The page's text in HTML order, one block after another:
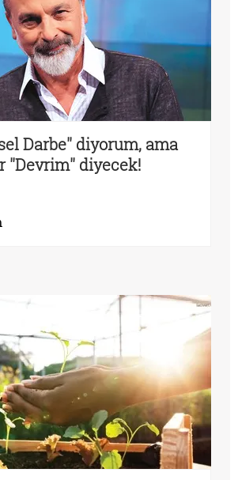
Darbe'' diyorum, ama
''Devrim'' diyecek!